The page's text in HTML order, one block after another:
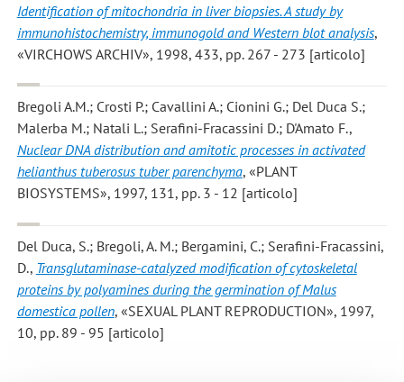
Identification of mitochondria in liver biopsies. A study by
immunohistochemistry, immunogold and Western blot analysis,
«VIRCHOWS ARCHIV», 1998, 433, pp. 267 - 273 [articolo]
Bregoli A.M.; Crosti P.; Cavallini A.; Cionini G.; Del Duca S.;
Malerba M.; Natali L.; Serafini-Fracassini D.; D'Amato F.,
Nuclear DNA distribution and amitotic processes in activated
helianthus tuberosus tuber parenchyma, «PLANT
BIOSYSTEMS», 1997, 131, pp. 3 - 12 [articolo]
Del Duca, S.; Bregoli, A. M.; Bergamini, C.; Serafini-Fracassini,
D., Transglutaminase-catalyzed modification of cytoskeletal
proteins by polyamines during the germination of Malus
domestica pollen, «SEXUAL PLANT REPRODUCTION», 1997,
10, pp. 89 - 95 [articolo]